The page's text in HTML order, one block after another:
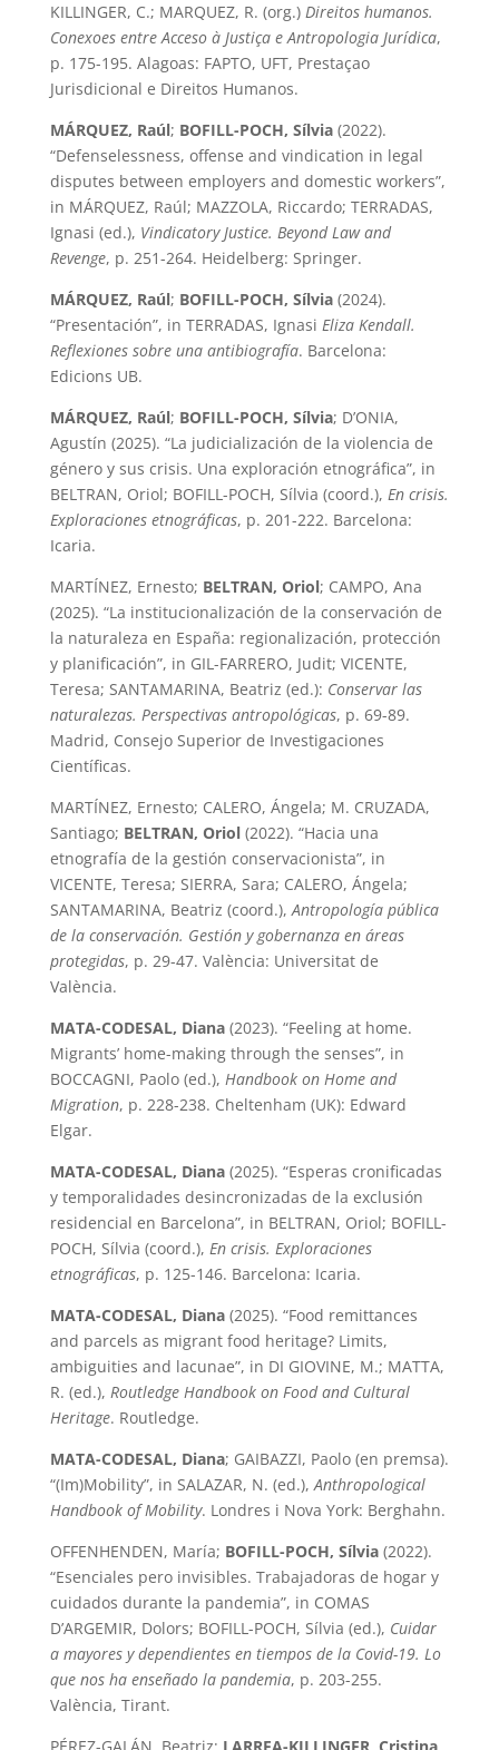
KILLINGER, C.; MARQUEZ, R. (org.) Direitos humanos.
Conexoes entre Acceso à Justiça e Antropologia Jurídica,
p. 175-195. Alagoas: FAPTO, UFT, Prestaçao
Jurisdicional e Direitos Humanos.
MÁRQUEZ, Raúl; BOFILL-POCH, Sílvia(2022).
“Defenselessness, offense and vindication in legal
disputes between employers and domestic workers”,
in MÁRQUEZ, Raúl; MAZZOLA, Riccardo; TERRADAS,
Ignasi (ed.), Vindicatory Justice. Beyond Law and
Revenge, p. 251-264. Heidelberg: Springer.
MÁRQUEZ, Raúl; BOFILL-POCH, Sílvia(2024).
“Presentación”, in TERRADAS, Ignasi Eliza Kendall.
Reflexiones sobre una antibiografía. Barcelona:
Edicions UB.
MÁRQUEZ, Raúl; BOFILL-POCH, Sílvia; D’ONIA,
Agustín (2025). “La judicialización de la violencia de
género y sus crisis. Una exploración etnográfica”, in
BELTRAN, Oriol; BOFILL-POCH, Sílvia (coord.), En crisis.
Exploraciones etnográficas, p. 201-222. Barcelona:
Icaria.
MARTÍNEZ, Ernesto; BELTRAN, Oriol; CAMPO, Ana
(2025). “La institucionalización de la conservación de
la naturaleza en España: regionalización, protección
y planificación”, in GIL-FARRERO, Judit; VICENTE,
Teresa; SANTAMARINA, Beatriz (ed.): Conservar las
naturalezas. Perspectivas antropológicas, p. 69-89.
Madrid, Consejo Superior de Investigaciones
Científicas.
MARTÍNEZ, Ernesto; CALERO, Ángela; M. CRUZADA,
Santiago; BELTRAN, Oriol(2022). “Hacia una
etnografía de la gestión conservacionista”, in
VICENTE, Teresa; SIERRA, Sara; CALERO, Ángela;
SANTAMARINA, Beatriz (coord.),Antropología pública
de la conservación. Gestión y gobernanza en áreas
protegidas, p. 29-47. València: Universitat de
València.
MATA-CODESAL, Diana(2023). “Feeling at home.
Migrants’ home-making through the senses”, in
BOCCAGNI, Paolo (ed.), Handbook on Home and
Migration, p. 228-238. Cheltenham (UK): Edward
Elgar.
MATA-CODESAL, Diana(2025). “Esperas cronificadas
y temporalidades desincronizadas de la exclusión
residencial en Barcelona”, in BELTRAN, Oriol; BOFILL-
POCH, Sílvia (coord.), En crisis. Exploraciones
etnográficas, p. 125-146. Barcelona: Icaria.
MATA-CODESAL, Diana(2025). “Food remittances
and parcels as migrant food heritage? Limits,
ambiguities and lacunae”, in DI GIOVINE, M.; MATTA,
R. (ed.), Routledge Handbook on Food and Cultural
Heritage. Routledge.
MATA-CODESAL, Diana; GAIBAZZI, Paolo (en premsa).
“(Im)Mobility”, in SALAZAR, N. (ed.),Anthropological
Handbook of Mobility. Londres i Nova York: Berghahn.
OFFENHENDEN, María; BOFILL-POCH, Sílvia(2022).
“Esenciales pero invisibles. Trabajadoras de hogar y
cuidados durante la pandemia”, in COMAS
D’ARGEMIR, Dolors; BOFILL-POCH, Sílvia (ed.), Cuidar
a mayores y dependientes en tiempos de la Covid-19. Lo
que nos ha enseñado la pandemia, p. 203-255.
València, Tirant.